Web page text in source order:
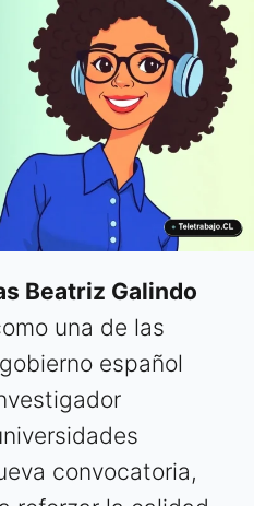
Beatriz Galindo
una de las
español
convocatoria,